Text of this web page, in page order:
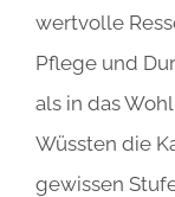
wertvolle
Pflege und
als in das
Wüssten die
gewissen